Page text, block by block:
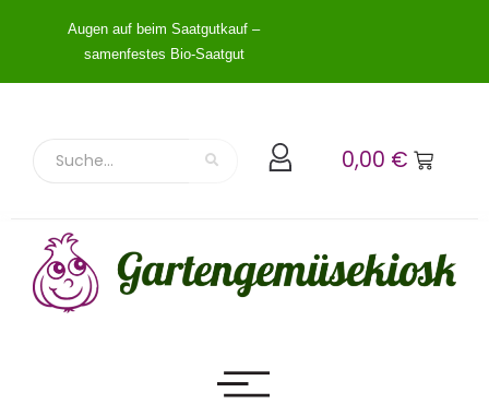
Augen auf beim Saatgutkauf –
samenfestes Bio-Saatgut
0,00 €